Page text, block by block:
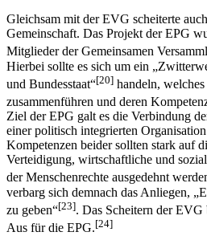
Gleichsam mit der EVG scheiterte
Gemeinschaft. Das Projekt der EPG
Mitglieder der Gemeinsamen
Hierbei sollte es sich um ein
und Bundesstaat“[20] handeln,
zusammenführen und deren
Ziel der EPG galt es die Verbindung
einer politisch integrierten
Kompetenzen beider sollten stark auf
Verteidigung, wirtschaftliche und
der Menschenrechte ausgedehnt
verbarg sich demnach das Anliegen,
zu geben“[23]. Das Scheitern der EVG
Aus für die EPG.[24]